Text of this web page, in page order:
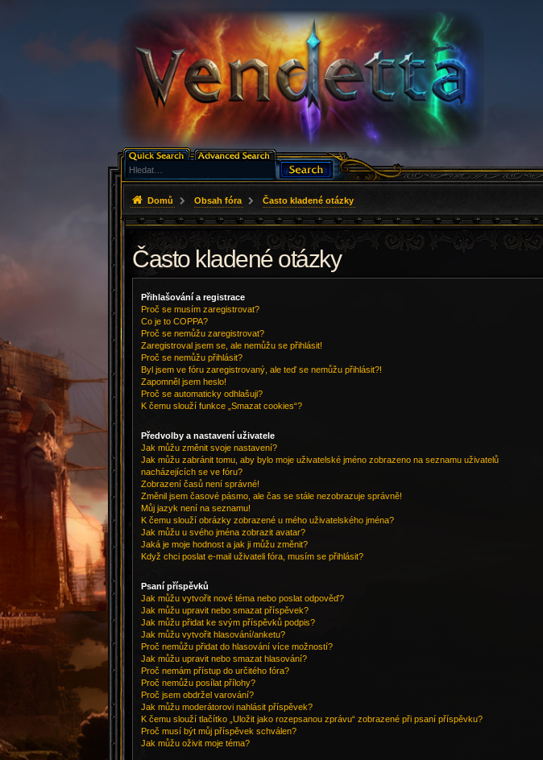
Domů Obsah fóra Často kladené otázky
Často kladené otázky
Přihlašování a registrace
Proč se musím zaregistrovat?
Co je to COPPA?
Proč se nemůžu zaregistrovat?
Zaregistroval jsem se, ale nemůžu se přihlásit!
Proč se nemůžu přihlásit?
Byl jsem ve fóru zaregistrovaný, ale teď se nemůžu přihlásit?!
Zapomněl jsem heslo!
Proč se automaticky odhlašuji?
K čemu slouží funkce „Smazat cookies“?
Předvolby a nastavení uživatele
Jak můžu změnit svoje nastavení?
Jak můžu zabránit tomu, aby bylo moje uživatelské jméno zobrazeno na seznamu uživatelů
nacházejících se ve fóru?
Zobrazení časů není správné!
Změnil jsem časové pásmo, ale čas se stále nezobrazuje správně!
Můj jazyk není na seznamu!
K čemu slouží obrázky zobrazené u mého uživatelského jména?
Jak můžu u svého jména zobrazit avatar?
Jaká je moje hodnost a jak ji můžu změnit?
Když chci poslat e-mail uživateli fóra, musím se přihlásit?
Psaní příspěvků
Jak můžu vytvořit nové téma nebo poslat odpověď?
Jak můžu upravit nebo smazat příspěvek?
Jak můžu přidat ke svým příspěvků podpis?
Jak můžu vytvořit hlasování/anketu?
Proč nemůžu přidat do hlasování více možností?
Jak můžu upravit nebo smazat hlasování?
Proč nemám přístup do určitého fóra?
Proč nemůžu posílat přílohy?
Proč jsem obdržel varování?
Jak můžu moderátorovi nahlásit příspěvek?
K čemu slouží tlačítko „Uložit jako rozepsanou zprávu“ zobrazené při psaní příspěvku?
Proč musí být můj příspěvek schválen?
Jak můžu oživit moje téma?